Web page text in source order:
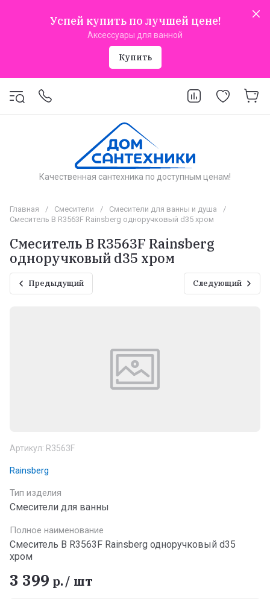
Успей купить по лучшей цене!
Аксессуары для ванной
Купить
Качественная сантехника по доступным ценам!
Главная / Смесители / Смесители для ванны и душа
/
Смеситель В R3563F Rainsberg одноручковый d35 хром
Смеситель В R3563F Rainsberg
одноручковый d35 хром
Предыдущий Следующий
Артикул: R3563F
Rainsberg
Тип изделия
Смесители для ванны
Полное наименование
Смеситель В R3563F Rainsberg одноручковый d35
хром
3 399 р./ шт